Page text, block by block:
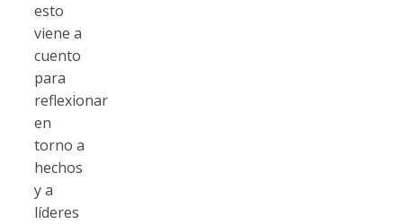
esto
viene a
cuento
para
reflexionar
en
torno a
hechos
y a
líderes